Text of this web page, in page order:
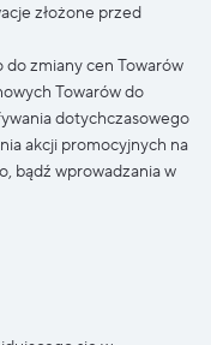
złożone przed
zmiany cen Towarów
Towarów do
dotychczasowego
akcji promocyjnych na
bądź wprowadzania w